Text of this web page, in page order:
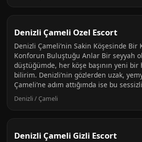
Denizli Çameli Ozel Escort
Denizli Çameli’nin Sakin Köşesinde Bir
Konforun Buluştuğu Anlar Bir seyyah
düştüğümde, her köşe başının yeni bir
bilirim. Denizli’nin gözlerden uzak,
Çameli’ne adım attığımda ise bu
Denizli / Çameli
Denizli Çameli Gizli Escort